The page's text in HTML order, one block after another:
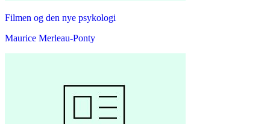
Filmen og den nye psykologi
Maurice Merleau-Ponty